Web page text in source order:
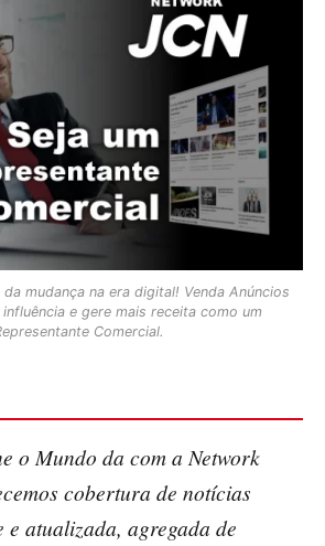
mudança na era digital! Venda Anúncios
e gere mais receita como um
Comercial.
o Mundo da com a Network
cobertura de notícias
e atualizada, agregada de